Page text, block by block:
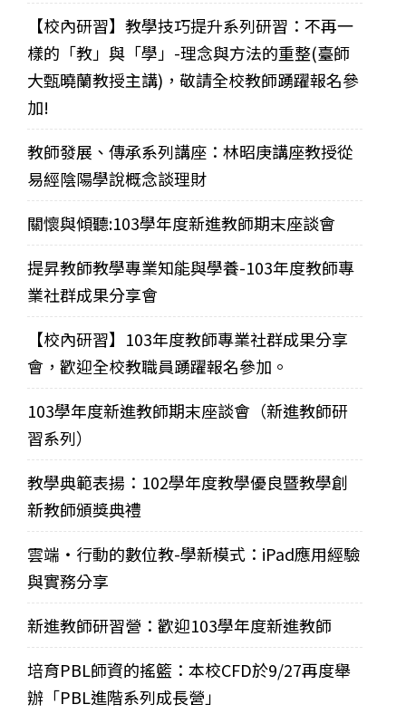
【校內研習】教學技巧提升系列研習：不再一
樣的「教」與「學」-理念與方法的重整(臺師
大甄曉蘭教授主講)，敬請全校教師踴躍報名參
加!
教師發展、傳承系列講座：林昭庚講座教授從
易經陰陽學說概念談理財
關懷與傾聽:103學年度新進教師期末座談會
提昇教師教學專業知能與學養-103年度教師專
業社群成果分享會
【校內研習】103年度教師專業社群成果分享
會，歡迎全校教職員踴躍報名參加。
103學年度新進教師期末座談會（新進教師研
習系列）
教學典範表揚：102學年度教學優良暨教學創
新教師頒獎典禮
雲端‧行動的數位教-學新模式：iPad應用經驗
與實務分享
新進教師研習營：歡迎103學年度新進教師
培育PBL師資的搖籃：本校CFD於9/27再度舉
辦「PBL進階系列成長營」